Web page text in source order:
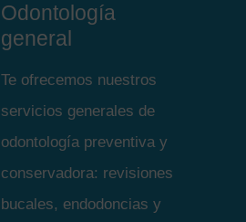
Odontología
general
Te ofrecemos nuestros
servicios generales de
odontología preventiva y
conservadora: revisiones
bucales, endodoncias y